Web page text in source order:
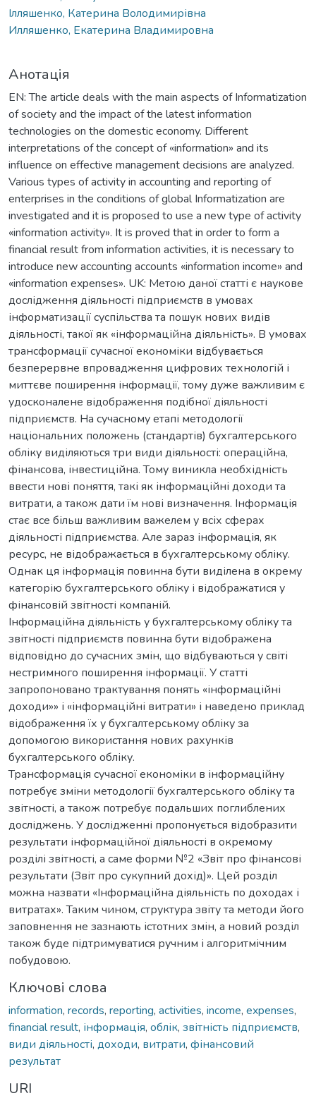
Ілляшенко, Катерина Володимирівна
Илляшенко, Екатерина Владимировна
Анотація
EN: The article deals with the main aspects of Informatization
of society and the impact of the latest information
technologies on the domestic economy. Different
interpretations of the concept of «information» and its
influence on effective management decisions are analyzed.
Various types of activity in accounting and reporting of
enterprises in the conditions of global Informatization are
investigated and it is proposed to use a new type of activity
«information activity». It is proved that in order to form a
financial result from information activities, it is necessary to
introduce new accounting accounts «information income» and
«information expenses». UK: Метою даної статті є наукове
дослідження діяльності підприємств в умовах
інформатизації суспільства та пошук нових видів
діяльності, такої як «інформаційна діяльність». В умовах
трансформації сучасної економіки відбувається
безперервне впровадження цифрових технологій і
миттєве поширення інформації, тому дуже важливим є
удосконалене відображення подібної діяльності
підприємств. На сучасному етапі методології
національних положень (стандартів) бухгалтерського
обліку виділяються три види діяльності: операційна,
фінансова, інвестиційна. Тому виникла необхідність
ввести нові поняття, такі як інформаційні доходи та
витрати, а також дати їм нові визначення. Інформація
стає все більш важливим важелем у всіх сферах
діяльності підприємства. Але зараз інформація, як
ресурс, не відображається в бухгалтерському обліку.
Однак ця інформація повинна бути виділена в окрему
категорію бухгалтерського обліку і відображатися у
фінансовій звітності компаній.
Інформаційна діяльність у бухгалтерському обліку та
звітності підприємств повинна бути відображена
відповідно до сучасних змін, що відбуваються у світі
нестримного поширення інформації. У статті
запропоновано трактування понять «інформаційні
доходи»» і «інформаційні витрати» і наведено приклад
відображення їх у бухгалтерському обліку за
допомогою використання нових рахунків
бухгалтерського обліку.
Трансформація сучасної економіки в інформаційну
потребує зміни методології бухгалтерського обліку та
звітності, а також потребує подальших поглиблених
досліджень. У дослідженні пропонується відобразити
результати інформаційної діяльності в окремому
розділі звітності, а саме форми №2 «Звіт про фінансові
результати (Звіт про сукупний дохід)». Цей розділ
можна назвати «Інформаційна діяльність по доходах і
витратах». Таким чином, структура звіту та методи його
заповнення не зазнають істотних змін, а новий розділ
також буде підтримуватися ручним і алгоритмічним
побудовою.
Ключові слова
information, records, reporting, activities, income, expenses,
financial result, інформація, облік, звітність підприємств,
види діяльності, доходи, витрати, фінансовий
результат
URI